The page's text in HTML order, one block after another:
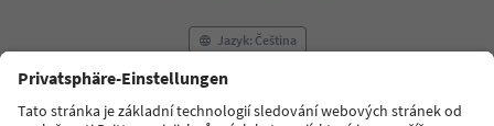
16
17
Jazyk: Čeština
FAQ Kontaktujte nás Tisk MICE